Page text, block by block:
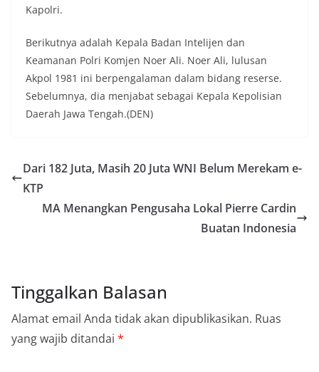
Kapolri.
Berikutnya adalah Kepala Badan Intelijen dan
Keamanan Polri Komjen Noer Ali. Noer Ali, lulusan
Akpol 1981 ini berpengalaman dalam bidang reserse.
Sebelumnya, dia menjabat sebagai Kepala Kepolisian
Daerah Jawa Tengah.(DEN)
Dari 182 Juta, Masih 20 Juta WNI Belum Merekam e-
KTP
MA Menangkan Pengusaha Lokal Pierre Cardin
Buatan Indonesia
Tinggalkan Balasan
Alamat email Anda tidak akan dipublikasikan. Ruas
yang wajib ditandai *